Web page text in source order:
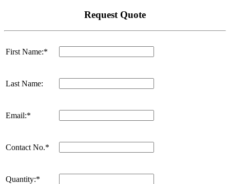
Request Quote
First Name:*
Last Name:
Email:*
Contact No.*
Quantity:*